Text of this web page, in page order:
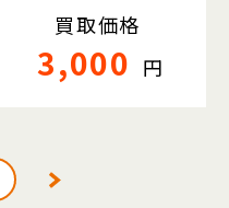
買取価格
3,000 円